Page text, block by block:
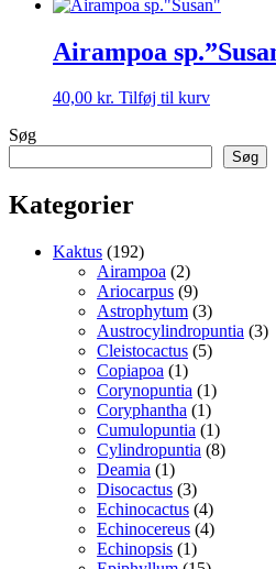
Airampoa
40,00 kr. Tilføj til kurv
Søg
Søg
Kategorier
Kaktus 192192
varer
Airampoa 22
varer
Ariocarpus 99
varer
Astrophytum 33
varer
Austrocylindropuntia 33
Cleistocactus 55
Copiapoa 11
vare
Corynopuntia 11
vare
Coryphantha 11
vare
Cumulopuntia 11
vare
Cylindropuntia 88
Deamia 11
vare
Disocactus 33
varer
Echinocactus 44
varer
Echinocereus 44
Echinopsis 11